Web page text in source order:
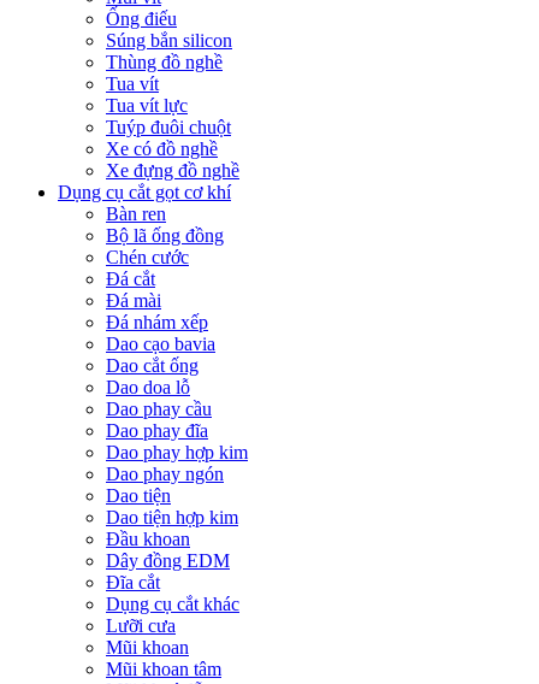
Ống điếu
Súng bắn silicon
Thùng đồ nghề
Tua vít
Tua vít lực
Tuýp đuôi chuột
Xe có đồ nghề
Xe đựng đồ nghề
Dụng cụ cắt gọt cơ khí
Bàn ren
Bộ lã ống đồng
Chén cước
Đá cắt
Đá mài
Đá nhám xếp
Dao cạo bavia
Dao cắt ống
Dao doa lỗ
Dao phay cầu
Dao phay đĩa
Dao phay hợp kim
Dao phay ngón
Dao tiện
Dao tiện hợp kim
Đầu khoan
Dây đồng EDM
Đĩa cắt
Dụng cụ cắt khác
Lưỡi cưa
Mũi khoan
Mũi khoan tâm